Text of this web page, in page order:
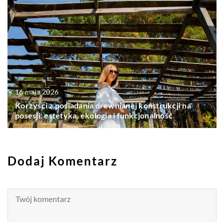
16 maja 2026
Korzyści z posiadania drewnianej konstrukcji na
posesji: estetyka, ekologia i funkcjonalność
Dodaj Komentarz